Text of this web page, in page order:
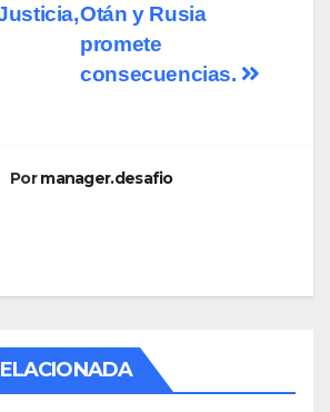
Otán y Rusia
promete
consecuencias.
Pormanager.desafio